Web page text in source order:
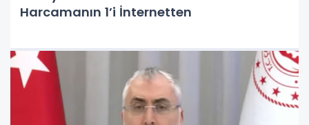
Harcamanın 1’i İnternetten